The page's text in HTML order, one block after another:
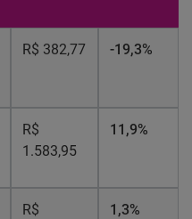
R$ 382,77 -19,3%
R$
1.583,95
11,9%
R$
1,3%